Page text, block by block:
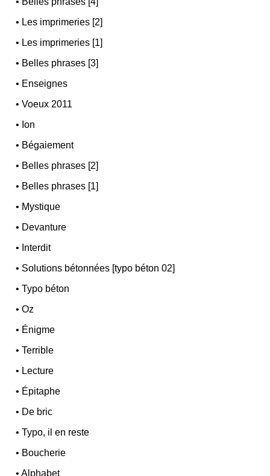
• Les imprimeries [2]
• Les imprimeries [1]
• Belles phrases [3]
• Enseignes
•Voeux 2011
• Ion
• Bégaiement
• Belles phrases [2]
• Belles phrases [1]
• Mystique
• Devanture
• Interdit
• Solutions bétonnées [typo béton 02]
•Typo béton
•Oz
• Énigme
•Terrible
• Lecture
• Épitaphe
• De bric
•Typo, il en reste
• Boucherie
•Alphabet